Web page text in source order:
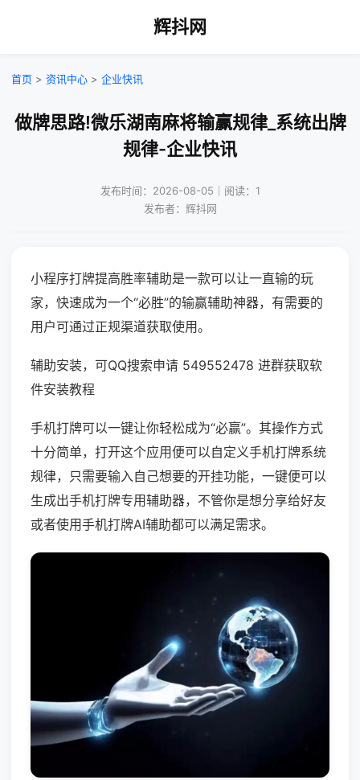
辉抖网
首页 > 资讯中心 > 企业快讯
做牌思路!微乐湖南麻将输赢规律_系统出牌
规律-企业快讯
发布时间：2026-08-05｜阅读：1
发布者：辉抖网
小程序打牌提高胜率辅助是一款可以让一直输的玩
家，快速成为一个“必胜”的输赢辅助神器，有需要的
用户可通过正规渠道获取使用。
辅助安装，可QQ搜索申请 549552478 进群获取软
件安装教程
手机打牌可以一键让你轻松成为“必赢”。其操作方式
十分简单，打开这个应用便可以自定义手机打牌系统
规律，只需要输入自己想要的开挂功能，一键便可以
生成出手机打牌专用辅助器，不管你是想分享给好友
或者使用手机打牌AI辅助都可以满足需求。